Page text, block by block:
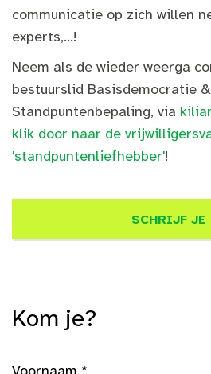
communicatie op zich willen
experts,...!
Neem als de wieder weerga
bestuurslid Basisdemocratie &
Standpuntenbepaling, via
klik door naar de
'standpuntenliefhebber'!
SCHRIJF
Kom je?